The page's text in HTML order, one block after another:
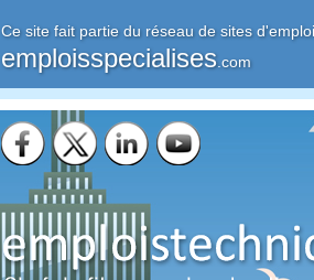
Ce site fait partie du réseau de sites d'emploi
emploisspecialises .com